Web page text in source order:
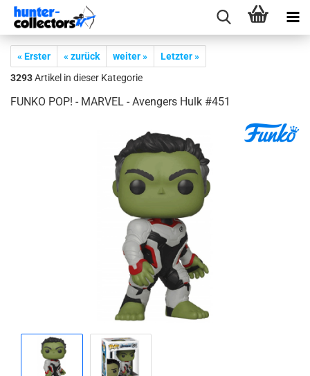
« Erster « zurück weiter »
Letzter »
3293Artikel in dieser Kategorie
FUNKO POP! - MAR­VEL - Aven­gers Hulk #451